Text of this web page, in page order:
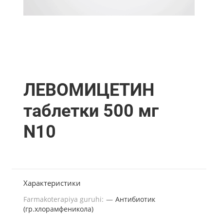
ЛЕВОМИЦЕТИН
таблетки 500 мг
N10
Характеристики
Farmakoterapiya guruhi: — Антибиотик
(гр.хлорамфеникола)